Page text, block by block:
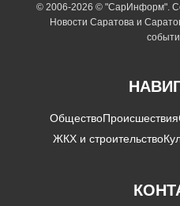
© 2006-2026 © "СарИнформ".
Новости Саратова и
ОбществоПроисшествия
ЖКХ и строительство